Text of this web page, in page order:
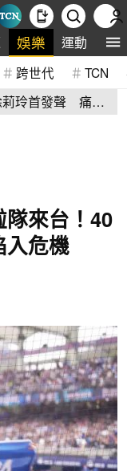
娛樂 運動 全
跨世代 TCN
莉玲首發聲 痛揭
來台！40
危機